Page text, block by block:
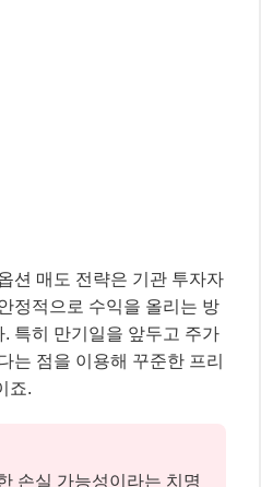
시장의 급변동 시에는 예
할 수 있습니다.